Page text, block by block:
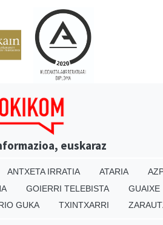
euskaraz
ANTXETA IRRATIA ATARIA
GOIERRI TELEBISTA GUAIXE
GUKA TXINTXARRI